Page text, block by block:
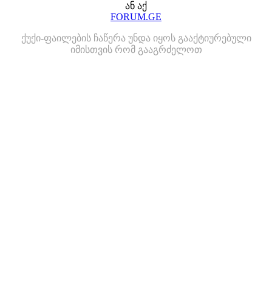
ან აქ
FORUM.GE
ქუქი-ფაილების ჩაწერა უნდა იყოს გააქტიურებული
იმისთვის რომ გააგრძელოთ